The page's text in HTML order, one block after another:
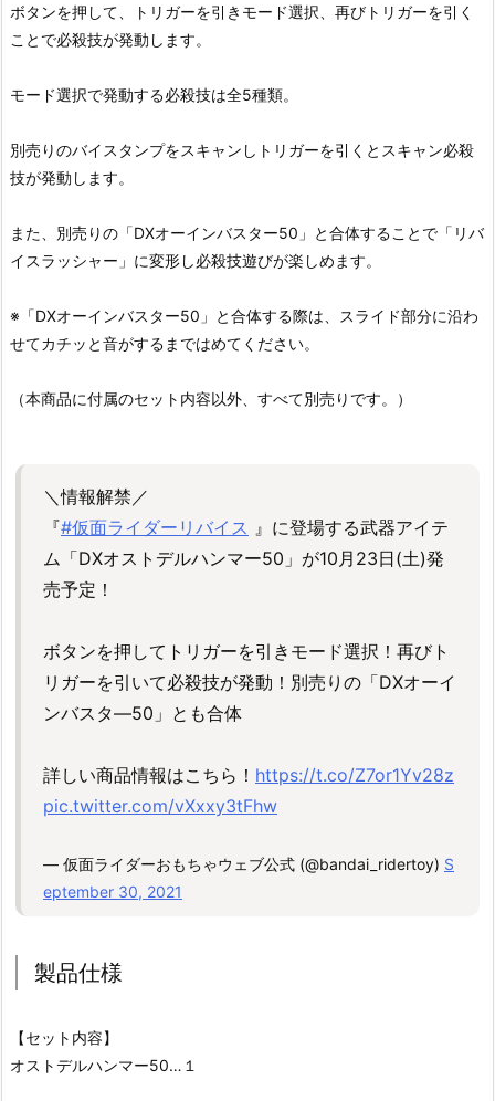
ボタンを押して、トリガーを引きモード選択、再びトリガーを引く
ことで必殺技が発動します。
モード選択で発動する必殺技は全5種類。
別売りのバイスタンプをスキャンしトリガーを引くとスキャン必殺
技が発動します。
また、別売りの「DXオーインバスター50」と合体することで「リバ
イスラッシャー」に変形し必殺技遊びが楽しめます。
※「DXオーインバスター50」と合体する際は、スライド部分に沿わ
せてカチッと音がするまではめてください。
（本商品に付属のセット内容以外、すべて別売りです。）
＼情報解禁／
『#仮面ライダーリバイス 』に登場する武器アイテ
ム「DXオストデルハンマー50」が10月23日(土)発
売予定！
ボタンを押してトリガーを引きモード選択！再びト
リガーを引いて必殺技が発動！別売りの「DXオーイ
ンバスタ―50」とも合体
詳しい商品情報はこちら！ https://t.co/Z7or1Yv28z
pic.twitter.com/vXxxy3tFhw
— 仮面ライダーおもちゃウェブ公式 (@bandai_ridertoy) S
eptember 30, 2021
製品仕様
【セット内容】
オストデルハンマー50…１